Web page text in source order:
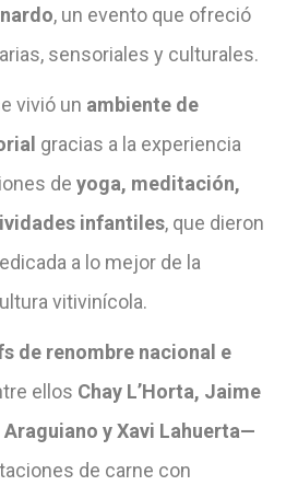
, un evento que ofreció
sensoriales y culturales.
vivió un ambiente de
gracias a la experiencia
de yoga, meditación,
infantiles, que dieron
a lo mejor de la
vitivinícola.
de renombre nacional e
ellos Chay L’Horta, Jaime
y Xavi Lahuerta—
de carne con